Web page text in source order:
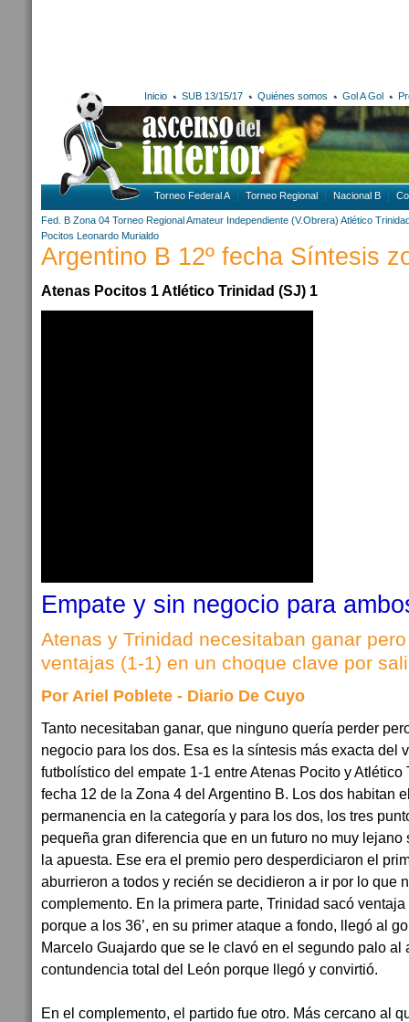
Inicio SUB 13/15/17 Quiénes somos Gol A Gol
Torneo Federal A Torneo Regional Nacional B
Fed. B Zona 04 Torneo Regional Amateur Independiente (V.Obrera) Atlético
Pocitos Leonardo Murialdo
Argentino B 12º fecha Síntesis
Atenas Pocitos 1 Atlético Trinidad (SJ) 1
Empate y sin negocio para
Atenas y Trinidad necesitaban ganar
ventajas (1-1) en un choque clave por
Por Ariel Poblete - Diario De Cuyo
Tanto necesitaban ganar, que ninguno quería perder
negocio para los dos. Esa es la síntesis más exacta del
futbolístico del empate 1-1 entre Atenas Pocito y
fecha 12 de la Zona 4 del Argentino B. Los dos habitan
permanencia en la categoría y para los dos, los tres
pequeña gran diferencia que en un futuro no muy lejano
la apuesta. Ese era el premio pero desperdiciaron el
aburrieron a todos y recién se decidieron a ir por lo que
complemento. En la primera parte, Trinidad sacó
porque a los 36’, en su primer ataque a fondo, llegó al
Marcelo Guajardo que se le clavó en el segundo palo al
contundencia total del León porque llegó y convirtió.
En el complemento, el partido fue otro. Más cercano al